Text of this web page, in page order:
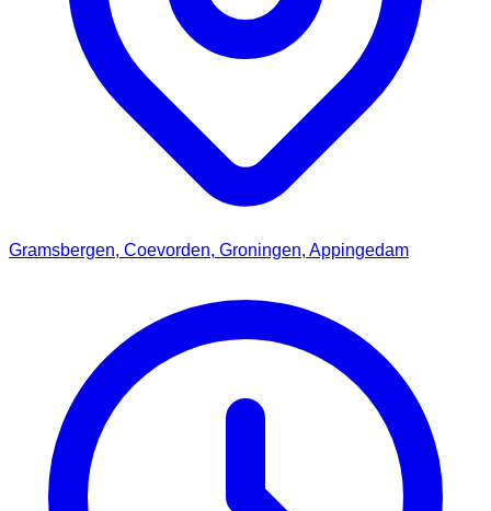
Gramsbergen, Coevorden, Groningen, Appingedam